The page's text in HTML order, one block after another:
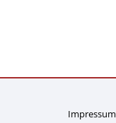
Impressum